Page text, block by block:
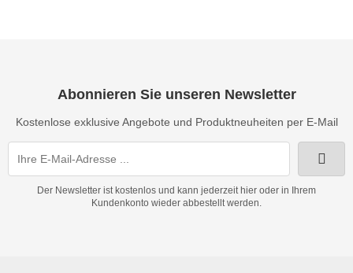
Abonnieren Sie unseren Newsletter
Kostenlose exklusive Angebote und Produktneuheiten per E-Mail
Der Newsletter ist kostenlos und kann jederzeit hier oder in Ihrem
Kundenkonto wieder abbestellt werden.